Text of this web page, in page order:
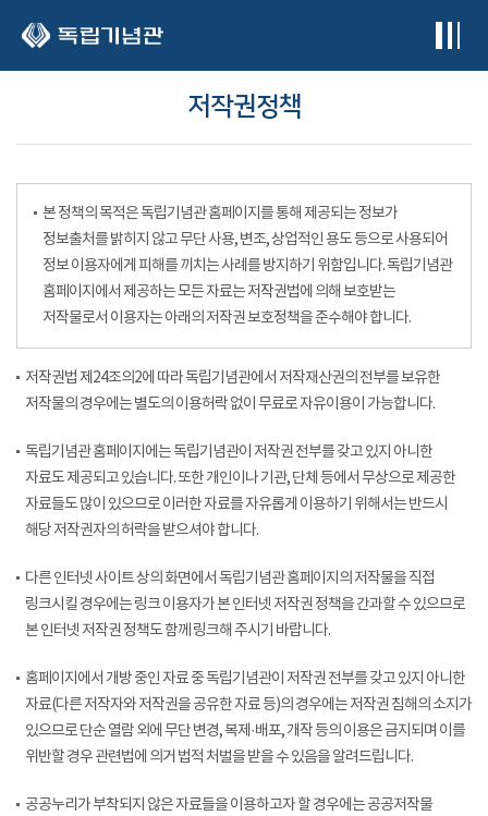
저작권정책
본 정책의 목적은 독립기념관 홈페이지를 통해 제공되는 정보가
정보출처를 밝히지 않고 무단 사용, 변조, 상업적인 용도 등으로 사용되어
정보 이용자에게 피해를 끼치는 사례를 방지하기 위함입니다. 독립기념관
홈페이지에서 제공하는 모든 자료는 저작권법에 의해 보호받는
저작물로서 이용자는 아래의 저작권 보호정책을 준수해야 합니다.
저작권법 제24조의2에 따라 독립기념관에서 저작재산권의 전부를 보유한
저작물의 경우에는 별도의 이용허락 없이 무료로 자유이용이 가능합니다.
독립기념관 홈페이지에는 독립기념관이 저작권 전부를 갖고 있지 아니한
자료도 제공되고 있습니다. 또한 개인이나 기관, 단체 등에서 무상으로 제공한
자료들도 많이 있으므로 이러한 자료를 자유롭게 이용하기 위해서는 반드시
해당 저작권자의 허락을 받으셔야 합니다.
다른 인터넷 사이트 상의 화면에서 독립기념관 홈페이지의 저작물을 직접
링크시킬 경우에는 링크 이용자가 본 인터넷 저작권 정책을 간과할 수 있으므로
본 인터넷 저작권 정책도 함께 링크해 주시기 바랍니다.
홈페이지에서 개방 중인 자료 중 독립기념관이 저작권 전부를 갖고 있지 아니한
자료(다른 저작자와 저작권을 공유한 자료 등)의 경우에는 저작권 침해의 소지가
있으므로 단순 열람 외에 무단 변경, 복제·배포, 개작 등의 이용은 금지되며 이를
위반할 경우 관련법에 의거 법적 처벌을 받을 수 있음을 알려드립니다.
공공누리가 부착되지 않은 자료들을 이용하고자 할 경우에는 공공저작물